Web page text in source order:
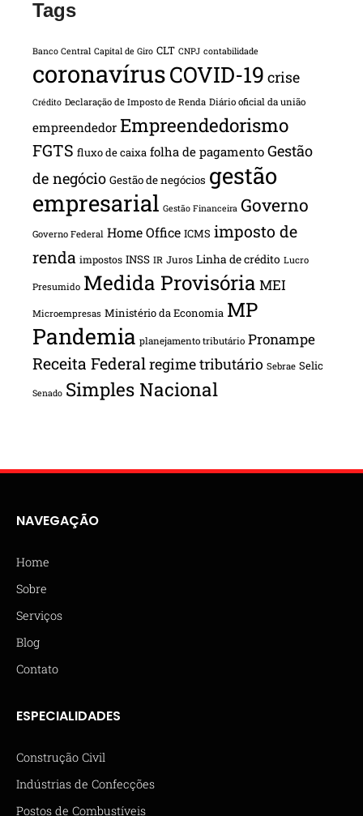
Tags
Banco Central Capital de Giro CLT CNPJ contabilidade
coronavírusCOVID-19 crise
Crédito Declaração de Imposto de Renda Diário oficial da união
empreendedor Empreendedorismo
FGTS fluxo de caixa folha de pagamento Gestão
de negócio Gestão de negócios gestão
empresarial Gestão Financeira Governo
Governo Federal Home Office ICMS imposto de
renda impostos INSS IR Juros Linha de crédito Lucro
Presumido Medida Provisória MEI
Microempresas Ministério da Economia MP
Pandemia planejamento tributário Pronampe
Receita Federalregime tributário Sebrae Selic
Senado Simples Nacional
NAVEGAÇÃO
Home
Sobre
Serviços
Blog
Contato
ESPECIALIDADES
Construção Civil
Indústrias de Confecções
Postos de Combustíveis